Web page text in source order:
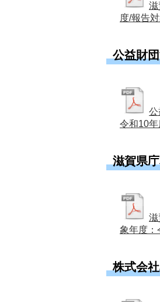
滋
度/報告
公益財
公
令和10年
滋賀県
滋
象年度：
株式会